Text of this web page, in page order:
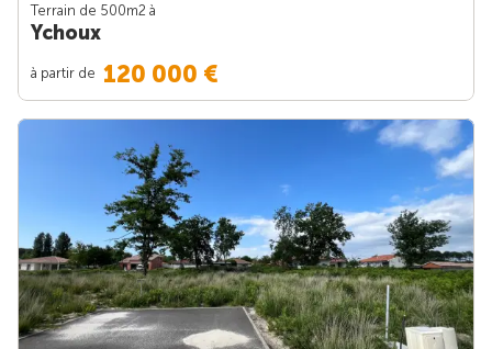
Terrain de 500m2 à
Ychoux
à partir de 120 000 €